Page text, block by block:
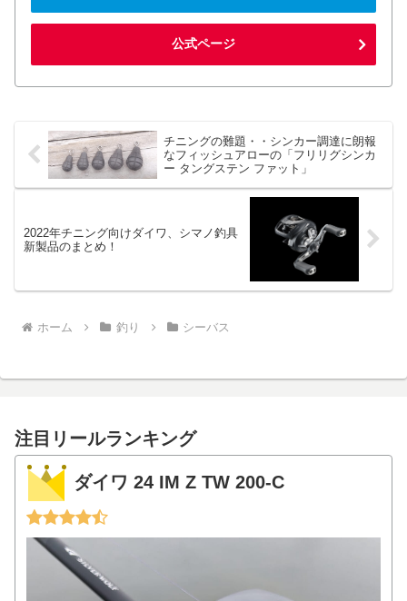
公式ページ
チニングの難題・・シンカー調達に朗報
なフィッシュアローの「フリリグシンカ
ー タングステン ファット」
2022年チニング向けダイワ、シマノ釣具
新製品のまとめ！
ホーム 釣り シーバス
注目リールランキング
ダイワ 24 IM Z TW 200-C